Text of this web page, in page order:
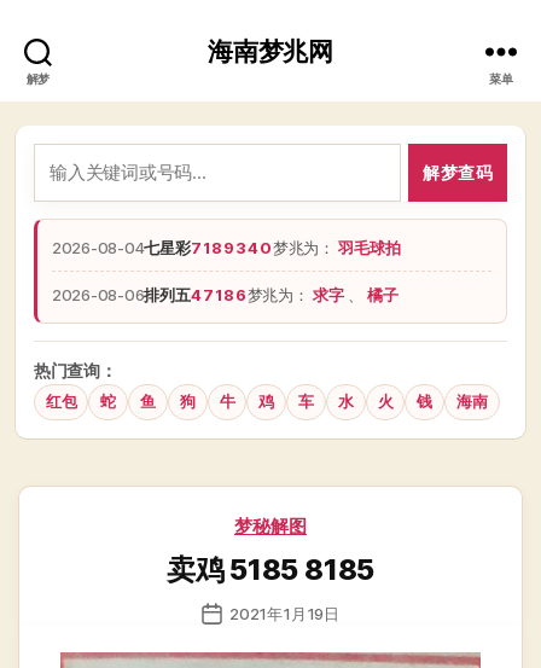
解梦
海南梦兆网
菜单
解梦查码
2026-08-04七星彩7189340梦兆为：羽毛球拍
2026-08-06排列五47186梦兆为：求字 橘子
热门查询：
红包 蛇 鱼 狗 牛 鸡 车 水 火 钱 海南
分
梦秘解图
卖鸡 5185 8185
发
日
2021年1月19日